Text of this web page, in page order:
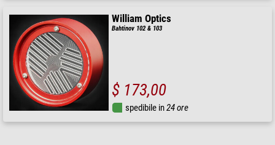
William Optics
Bahtinov 102 & 103
$ 173,00
spedibile in24 ore